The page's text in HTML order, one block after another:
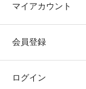
マイアカウント
会員登録
ログイン